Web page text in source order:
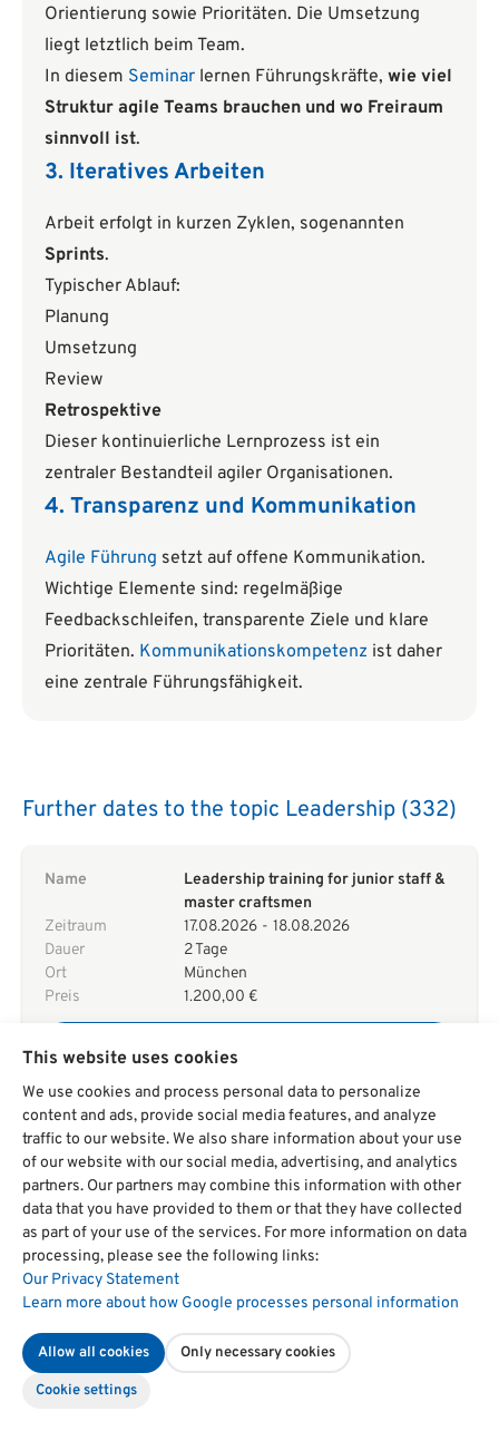
Orientierung sowie Prioritäten. Die Umsetzung
liegt letztlich beim Team.
In diesem Seminar lernen Führungskräfte, wie viel
Struktur agile Teams brauchen und wo Freiraum
sinnvoll ist.
3. Iteratives Arbeiten
Arbeit erfolgt in kurzen Zyklen, sogenannten
Sprints.
Typischer Ablauf:
Planung
Umsetzung
Review
Retrospektive
Dieser kontinuierliche Lernprozess ist ein
zentraler Bestandteil agiler Organisationen.
4. Transparenz und Kommunikation
Agile Führung setzt auf offene Kommunikation.
Wichtige Elemente sind: regelmäßige
Feedbackschleifen, transparente Ziele und klare
Prioritäten. Kommunikationskompetenz ist daher
eine zentrale Führungsfähigkeit.
Further dates to the topic Leadership (332)
Name
Leadership training for junior staff &
master craftsmen
Zeitraum
17.08.2026 - 18.08.2026
Dauer
2 Tage
Ort
München
Preis
1.200,00 €
Name
Leadership behaviour
Zeitraum
24.08.2026 - 25.08.2026
Dauer
2 Tage
Ort
Leipzig
Preis
1.200,00 €
Name
Leadership behaviour
Zeitraum
This website uses cookies
We use cookies and process personal data to personalize
content and ads, provide social media features, and analyze
traffic to our website. We also share information about your use
of our website with our social media, advertising, and analytics
partners. Our partners may combine this information with other
data that you have provided to them or that they have collected
as part of your use of the services. For more information on data
processing, please see the following links:
Our Privacy Statement
Learn more about how Google processes personal information
Allow all cookies Only necessary cookies
Cookie settings